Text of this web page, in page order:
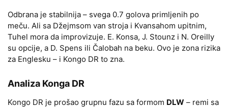
Odbrana je stabilnija – svega 0.7 golova primljenih po
meču. Ali sa Džejmsom van stroja i Kvansahom upitnim,
Tuhel mora da improvizuje. E. Konsa, J. Stounz i N. Oreilly
su opcije, a D. Spens ili Čalobah na beku. Ovo je zona rizika
za Englesku – i Kongo DR to zna.
Analiza Konga DR
Kongo DR je prošao grupnu fazu sa formom DLW – remi sa